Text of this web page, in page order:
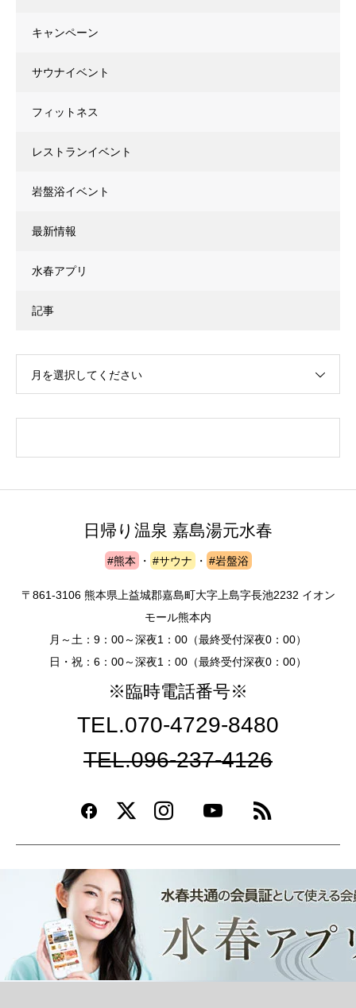
キャンペーン
サウナイベント
フィットネス
レストランイベント
岩盤浴イベント
最新情報
水春アプリ
記事
月を選択してください
日帰り温泉 嘉島湯元水春
#熊本 ・ #サウナ ・ #岩盤浴
〒861-3106 熊本県上益城郡嘉島町大字上島字長池2232 イオン
モール熊本内
月～土：9：00～深夜1：00（最終受付深夜0：00）
日・祝：6：00～深夜1：00（最終受付深夜0：00）
※臨時電話番号※
TEL.070-4729-8480
TEL.096-237-4126